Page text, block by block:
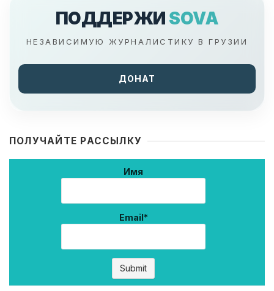
ПОДДЕРЖИ SOVA
НЕЗАВИСИМУЮ ЖУРНАЛИСТИКУ В ГРУЗИИ
ДОНАТ
ПОЛУЧАЙТЕ РАССЫЛКУ
Имя
Email*